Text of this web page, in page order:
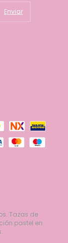
Tazas de
pastel en